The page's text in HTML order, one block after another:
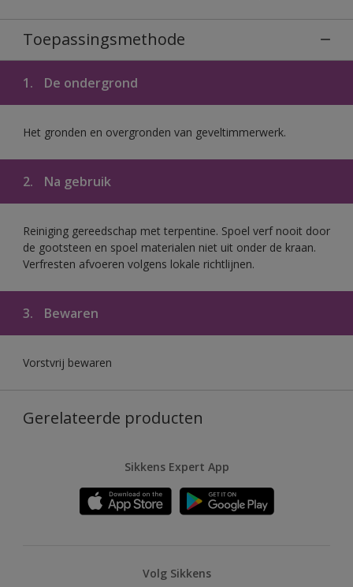
Toepassingsmethode
1. De ondergrond
Het gronden en overgronden van geveltimmerwerk.
2. Na gebruik
Reiniging gereedschap met terpentine. Spoel verf nooit door
de gootsteen en spoel materialen niet uit onder de kraan.
Verfresten afvoeren volgens lokale richtlijnen.
3. Bewaren
Vorstvrij bewaren
Gerelateerde producten
Sikkens Expert App
Volg Sikkens